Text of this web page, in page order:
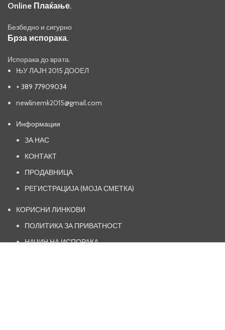
Online Плаќање.
Безбедно и сигурно
Брза испорака.
Испорака до врата.
ЊУ ЛАЈН 2015 ДООЕЛ
+ 389 77909034
newlinemk2015@gmail.com
Информации
ЗА НАС
КОНТАКТ
ПРОДАВНИЦА
РЕГИСТРАЦИЈА (МОЈА СМЕТКА)
КОРИСНИ ЛИНКОВИ
ПОЛИТИКА ЗА ПРИВАТНОСТ
НАЧИН НА ИСПОРАКА